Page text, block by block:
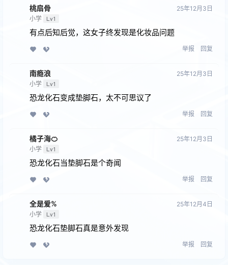
桃扇骨
小学 Lv1
25年12月3日
有点后知后觉，这女子终发现是化妆品问题
举报 回复
南瘾浪
小学 Lv1
25年12月3日
恐龙化石变成垫脚石，太不可思议了
举报 回复
橘子海🍊
小学 Lv1
25年12月3日
恐龙化石当垫脚石是个奇闻
举报 回复
全是爱%
小学 Lv1
25年12月4日
恐龙化石垫脚石真是意外发现
举报 回复